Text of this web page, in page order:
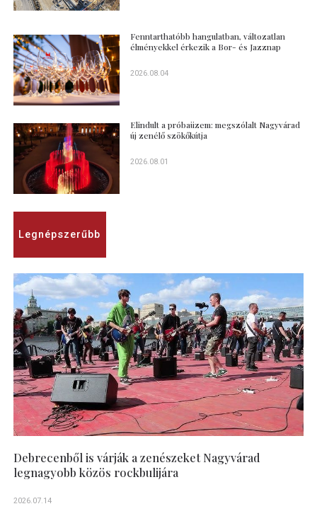
Fenntarthatóbb hangulatban, változatlan
élményekkel érkezik a Bor- és Jazznap
2026.08.04
Elindult a próbaüzem: megszólalt Nagyvárad
új zenélő szökőkútja
2026.08.01
Legnépszerűbb
Debrecenből is várják a zenészeket Nagyvárad
legnagyobb közös rockbulijára
2026.07.14